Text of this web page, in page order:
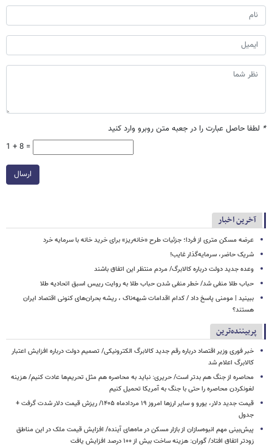
* لطفا حاصل عبارت را در جعبه متن روبرو وارد کنید
1 + 8 =
ارسال
آخرین اخبار
عرضه مسکن متری از فردا؛ جزئیات طرح «خانه‌ریز» برای خرید خانه با سرمایه خرد
شریک حاضر، سرمایه‌گذار غایب!
وعده جدید دولت درباره کالابرگ/ مردم منتظر این اتفاق باشند
حباب طلا منفی شد/ خطر منفی شدن حباب طلا به روایت رییس اسبق اتحادیه طلا
ببینید | مومنی پاسخ داد / کدام اقدامات شبهه‌ناک ، ریشه بحران‌های کنونی اقتصاد ایران
هستند؟
پربیننده‌ترین
خبر فوری وزیر اقتصاد درباره رقم جدید کالابرگ الکترونیکی/ تصمیم دولت درباره افزایش اعتبار
کالابرگ اعلام شد
محاصره از جنگ هم بدتر است/ حریری: نباید به محاصره هم مثل تحریم‌ها عادت کنیم/ هزینه
لغونکردن محاصره را حتی با جنگ به آمریکا تحمیل کنیم
قیمت جدید دلار، یورو و سایر ارزها امروز ۱۹ مردادماه ۱۴۰۵/ ریزش قیمت دلار شدت گرفت +
جدول
پیش‌بینی مهم انبوه‌سازان از بازار مسکن در ماه‌های آینده/ افزایش قیمت ملک در این مناطق
زودتر اتفاق افتاد/ گوران: هزینه ساخت بیش از ۱۰۰ درصد افزایش یافت